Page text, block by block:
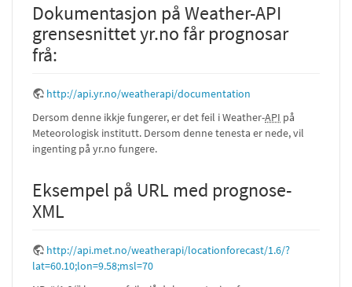
Dokumentasjon på Weather-API
grensesnittet yr.no får prognosar
frå:
http://api.yr.no/weatherapi/documentation
Dersom denne ikkje fungerer, er det feil i Weather-API på
Meteorologisk institutt. Dersom denne tenesta er nede, vil
ingenting på yr.no fungere.
Eksempel på URL med prognose-
XML
http://api.met.no/weatherapi/locationforecast/1.6/?
lat=60.10;lon=9.58;msl=70